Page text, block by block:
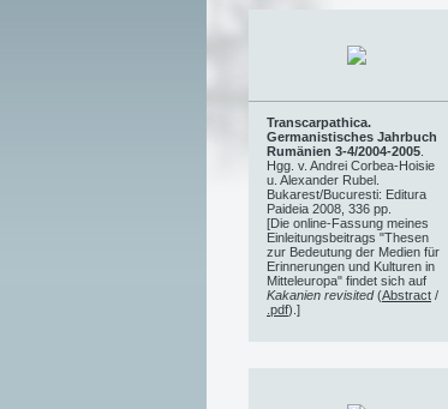
Transcarpathica.
Germanistisches Jahrbuch
Rumänien 3-4/2004-2005
Hgg. v. Andrei Corbea-Hoisie
u. Alexander Rubel.
Bukarest/Bucuresti: Editura
Paideia 2008, 336 pp.
[Die online-Fassung meines
Einleitungsbeitrags "Thesen
zur Bedeutung der Medien für
Erinnerungen und Kulturen in
Mitteleuropa" findet sich auf
Kakanien revisited(Abstract /
.pdf).]